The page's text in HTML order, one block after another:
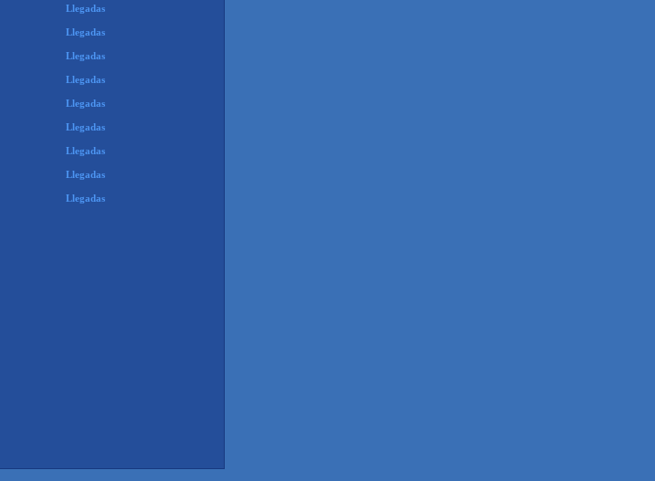
Llegadas
Llegadas
Llegadas
Llegadas
Llegadas
Llegadas
Llegadas
Llegadas
Llegadas